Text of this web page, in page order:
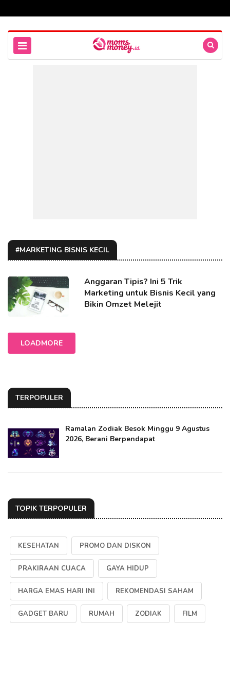
#MARKETING BISNIS KECIL
Anggaran Tipis? Ini 5 Trik
Marketing untuk Bisnis Kecil yang
Bikin Omzet Melejit
LOADMORE
TERPOPULER
Ramalan Zodiak Besok Minggu 9 Agustus
2026, Berani Berpendapat
TOPIK TERPOPULER
KESEHATAN PROMO DAN DISKON
PRAKIRAAN CUACA GAYA HIDUP
HARGA EMAS HARI INI REKOMENDASI SAHAM
GADGET BARU RUMAH ZODIAK FILM